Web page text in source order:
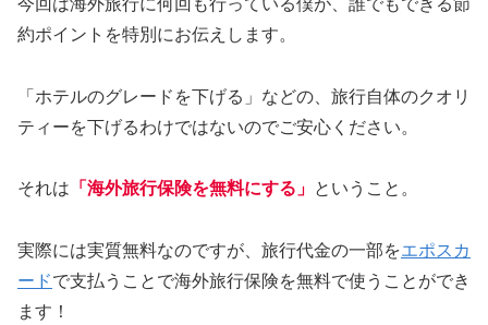
約ポイントを特別にお伝えします。
「ホテルのグレードを下げる」などの、旅行自体のクオリ
ティーを下げるわけではないのでご安心ください。
それは 「海外旅行保険を無料にする」 ということ。
実際には実質無料なのですが、旅行代金の一部をエポスカ
ードで支払うことで海外旅行保険を無料で使うことができ
ます！